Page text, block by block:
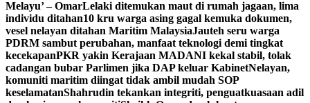
Melayu’ – OmarLelaki ditemukan maut di rumah jagaan, lima
individu ditahan10 kru warga asing gagal kemuka dokumen,
vesel nelayan ditahan Maritim MalaysiaJauteh seru warga
PDRM sambut perubahan, manfaat teknologi demi tingkat
kecekapanPKR yakin Kerajaan MADANI kekal stabil, tolak
cadangan bubar Parlimen jika DAP keluar KabinetNelayan,
komuniti maritim diingat tidak ambil mudah SOP
keselamatanShahrudin tekankan integriti, penguatkuasaan adil